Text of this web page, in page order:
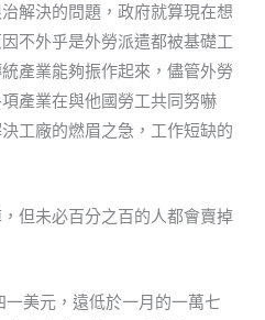
解決的問題，政府就算現在想
不外乎是外勞派遣都被基礎工
產業能夠振作起來，儘管外勞
產業在與他國勞工共同努嚇
工廠的燃眉之急，工作短缺的
但未必百分之百的人都會賣掉
美元，遠低於一月的一萬七